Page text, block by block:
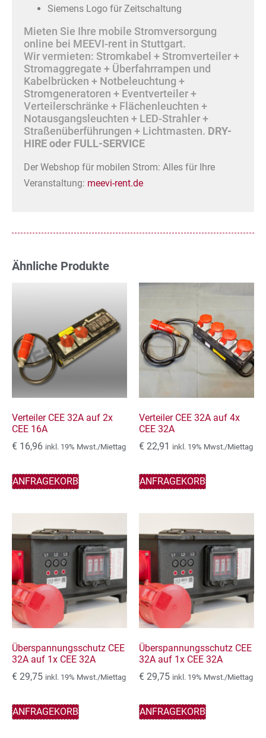
Siemens Logo für Zeitschaltung
Mieten Sie Ihre mobile Stromversorgung
online bei MEEVI-rent in Stuttgart.
Wir vermieten: Stromkabel + Stromverteiler +
Stromaggregate + Überfahrrampen und
Kabelbrücken + Notbeleuchtung +
Stromgeneratoren + Eventverteiler +
Verteilerschränke + Flächenleuchten +
Notausgangsleuchten + LED-Strahler +
Straßenüberführungen + Lichtmasten. DRY-
HIRE oder FULL-SERVICE
Der Webshop für mobilen Strom: Alles für Ihre
Veranstaltung: meevi-rent.de
Ähnliche Produkte
Verteiler CEE 32A auf 2x
CEE 16A
€ 16,96 inkl. 19% Mwst./Miettag
ANFRAGEKORB
Verteiler CEE 32A auf 4x
CEE 32A
€ 22,91 inkl. 19% Mwst./Miettag
ANFRAGEKORB
Überspannungsschutz CEE
32A auf 1x CEE 32A
€ 29,75 inkl. 19% Mwst./Miettag
ANFRAGEKORB
Überspannungsschutz CEE
32A auf 1x CEE 32A
€ 29,75 inkl. 19% Mwst./Miettag
ANFRAGEKORB